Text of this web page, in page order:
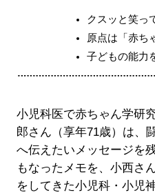
クスッと笑っ
原点は「赤ち
子どもの能力
小児科医で赤ちゃん学研
郎さん（享年71歳）は、
へ伝えたいメッセージを
もなったメモを、小西さ
をしてきた小児科・小児